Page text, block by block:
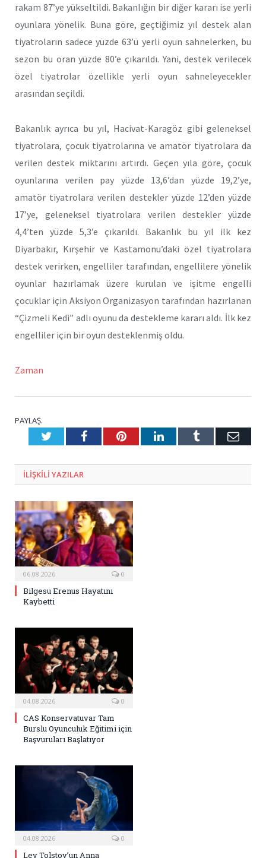
rakam 87’ye yükseltildi. Bakanlığın bir diğer kararı ise yerli
oyunlara yönelik. Buna göre, geçtiğimiz yıl destek alan
tiyatroların sadece yüzde 63’ü yerli oyun sahnelerken, bu
sezon bu oran yüzde 80’e çıkarıldı. Yani, destek verilecek
özel tiyatrolar özellikle yerli oyun sahneleyecekler
arasından seçildi.
Bakanlık ayrıca bu yıl, Hacivat-Karagöz gibi geleneksel
tiyatrolara, çocuk tiyatrolarına ve amatör tiyatrolara da
verilen destek miktarını artırdı. Geçen yıla göre, çocuk
oyunlarına verilen pay yüzde 13,6’dan yüzde 19,2’ye,
amatör tiyatrolara verilen destekler yüzde 12’den yüzde
17’ye, geleneksel tiyatrolara verilen destekler yüzde
4,4’ten yüzde 5,3’e çıkarıldı. Bakanlık bu yıl ilk kez
Diyarbakır, Kırşehir ve Kastamonu’daki özel tiyatrolara
destek verirken, engelliler tarafından, engellilere yönelik
oyunlar hazırlamak üzere kurulan ve işitme engelli
çocuklar için Aksiyon Organizasyon tarafından hazırlanan
“Çizmeli Kedi” adlı oyunu da destekleme kararı aldı. İlk kez
engelliler için bir oyun desteklenmiş oldu.
Zaman
PAYLAŞ.
TwitterFacebookPinterestLinkedInTumblr E-
ILIŞKILI YAZILAR
06.08.2026 0
Bilgesu Erenus Hayatını
Kaybetti
04.08.2026 0
CAS Konservatuvar Tam
Burslu Oyunculuk Eğitimi için
Başvuruları Başlatıyor
04.08.2026 0
Lev Tolstoy’un Anna